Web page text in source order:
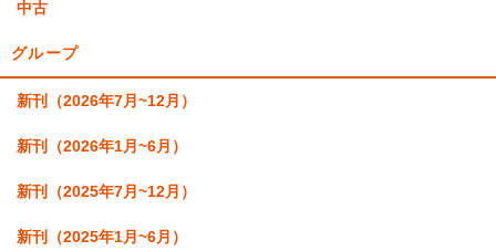
中古
グループ
新刊（2026年7月~12月）
新刊（2026年1月~6月）
新刊（2025年7月~12月）
新刊（2025年1月~6月）